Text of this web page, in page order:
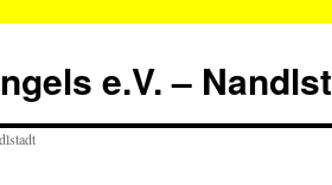
e.V. –